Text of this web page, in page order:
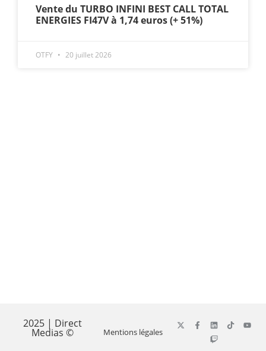
Vente du TURBO INFINI BEST CALL TOTAL
ENERGIES FI47V à 1,74 euros (+ 51%)
OTFY 20 juillet 2026
2025 | Direct
Medias © Mentions légales